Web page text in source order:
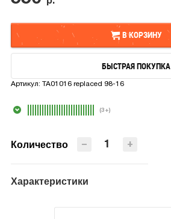
В КОРЗИНУ
В КОРЗИНУ
БЫСТРАЯ ПОКУПКА
Артикул:TA01016 replaced 98-16
(3+)
Количество +
−
Характеристики